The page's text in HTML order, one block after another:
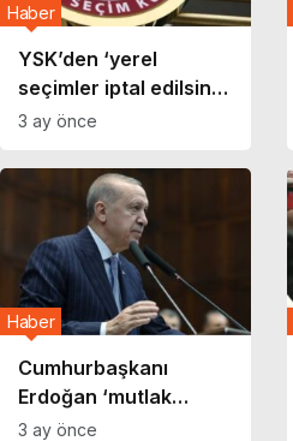
YSK’den ‘yerel
seçimler iptal edilsin’
başvurusuna ret
Haber
3 ay önce
Cumhurbaşkanı
Erdoğan ‘mutlak
butlan’ sessizliğini
Haber
3 ay önce